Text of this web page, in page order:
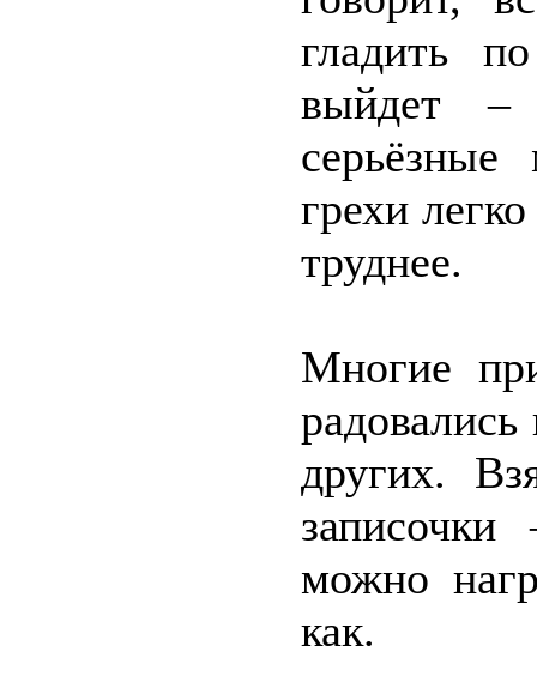
гладить
выйдет –
грехи
труднее.
Многие
других.
можно
как.